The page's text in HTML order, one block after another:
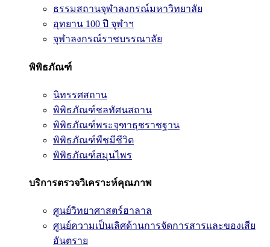
ธรรมสถานจุฬาลงกรณ์มหาวิทยาลัย
อุทยาน 100 ปี จุฬาฯ
จุฬาลงกรณ์ราชบรรณาลัย
พิพิธภัณฑ์
นิทรรศสถาน
พิพิธภัณฑ์ชลทัศนสถาน
พิพิธภัณฑ์พระจุฑาธุชราชฐาน
พิพิธภัณฑ์พืชมีชีวิต
พิพิธภัณฑ์สมุนไพร
บริการตรวจวิเคราะห์คุณภาพ
ศูนย์วิทยาศาสตร์ฮาลาล
ศูนย์ความเป็นเลิศด้านการจัดการสารและของเสีย
อันตราย